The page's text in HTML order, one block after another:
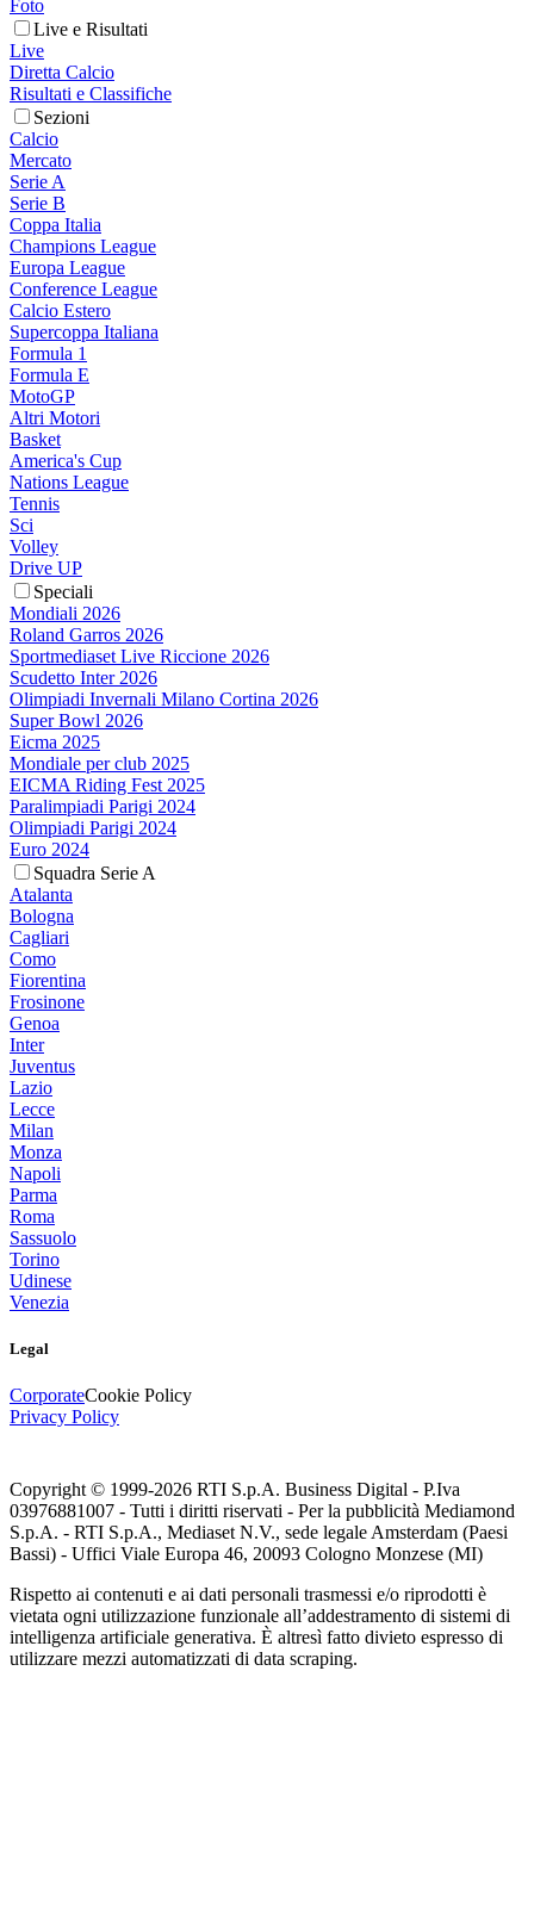
Foto
Live e Risultati
Live
Diretta Calcio
Risultati e Classifiche
Sezioni
Calcio
Mercato
Serie A
Serie B
Coppa Italia
Champions League
Europa League
Conference League
Calcio Estero
Supercoppa Italiana
Formula 1
Formula E
MotoGP
Altri Motori
Basket
America's Cup
Nations League
Tennis
Sci
Volley
Drive UP
Speciali
Mondiali 2026
Roland Garros 2026
Sportmediaset Live Riccione 2026
Scudetto Inter 2026
Olimpiadi Invernali Milano Cortina 2026
Super Bowl 2026
Eicma 2025
Mondiale per club 2025
EICMA Riding Fest 2025
Paralimpiadi Parigi 2024
Olimpiadi Parigi 2024
Euro 2024
Squadra Serie A
Atalanta
Bologna
Cagliari
Como
Fiorentina
Frosinone
Genoa
Inter
Juventus
Lazio
Lecce
Milan
Monza
Napoli
Parma
Roma
Sassuolo
Torino
Udinese
Venezia
Legal
CorporateCookie Policy
Privacy Policy
Copyright © 1999-2026 RTI S.p.A. Business Digital - P.Iva
03976881007 - Tutti i diritti riservati - Per la pubblicità Mediamond
S.p.A. - RTI S.p.A., Mediaset N.V., sede legale Amsterdam (Paesi
Bassi) - Uffici Viale Europa 46, 20093 Cologno Monzese (MI)
Rispetto ai contenuti e ai dati personali trasmessi e/o riprodotti è
vietata ogni utilizzazione funzionale all’addestramento di sistemi di
intelligenza artificiale generativa. È altresì fatto divieto espresso di
utilizzare mezzi automatizzati di data scraping.